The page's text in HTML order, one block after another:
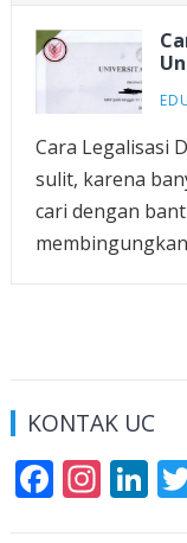
Cara Legalisasi
sulit, karena
cari dengan
KONTAK UC
F
ac
In
st
Li
n